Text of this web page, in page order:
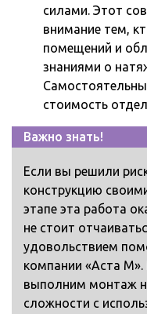
силами. Этот
внимание тем,
помещений и
знаниями о
стоимость
Важно знать!
Если вы решили
конструкцию
этапе эта работа
не стоит
удовольствием
компании «Аста
выполним монтаж
сложности с